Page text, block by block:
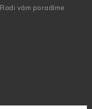
Radi vám poradíme